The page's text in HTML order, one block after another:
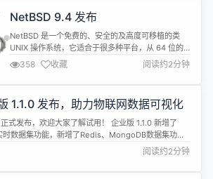
Vue3、E...
NetBSD 9.4 发布
NetBSD 是一个免费的、安全的及高度可移植的类
UNIX 操作系统，它适合于很多种平台，从 64 位的
AlphaServers 及桌面系统到手持及嵌入式系统。它
在设计上非常整洁，并拥有先进的特性，这使得它在
业界和学术界都有口皆碑。用户可通过完整的源代码
Packages Collection 获得。 N...
358 收藏 阅读约2分钟
1.1.0 发布，助力物联网数据可视化
式发布，欢迎大家了解试用！ 企业版 1.1.0 新增了
数据集功能，新增了Redis、MongoDB数据集功
新增：新增Redis数据集，支持Redis数据可视化；
据集，支持MongoDB数据可视化； 新增：新增
阅读约2分钟